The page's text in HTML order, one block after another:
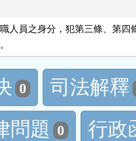
人員之身分，犯第三條、第四
0
司法解釋
問題 0
行政